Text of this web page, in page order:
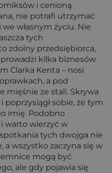
i cenioną
nie potrafi utrzymać
własnym życiu. Nie
tych
zdolny przedsiębiorca,
kilka biznesów.
Clarka Kenta – nosi
a pod
mięśnie ze stali. Skrywa
sobie, że tym
imię. Podobno
warto wierzyć w
tych dwojga nie
a wszystko zaczyna się w
mogą być
ale gdy pojawia się